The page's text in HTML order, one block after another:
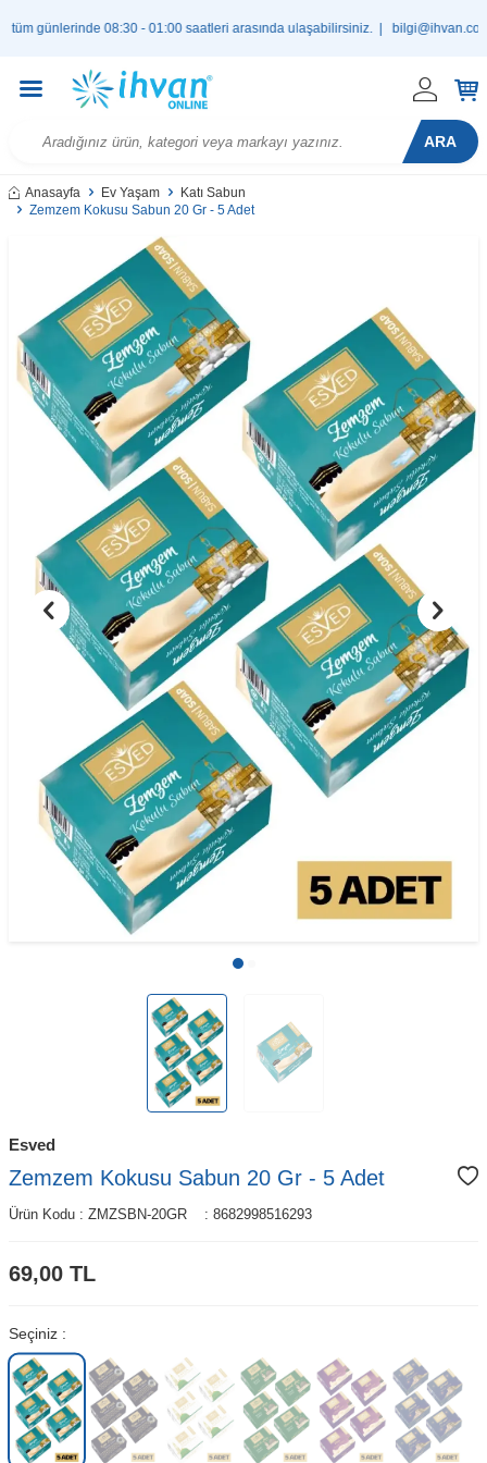
günlerinde 08:30 - 01:00 saatleri arasında ulaşabilirsiniz. |bilgi@ihvan.com.tr
ARA
Anasayfa Ev Yaşam
Katı Sabun
Zemzem Kokusu Sabun 20 Gr - 5 Adet
Esved
Zemzem Kokusu Sabun 20 Gr - 5 Adet
Ürün Kodu : ZMZSBN-20GR : 8682998516293
69,00 TL
Seçiniz :